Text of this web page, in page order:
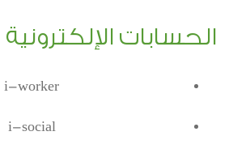
الحسابات الإلكترونية
i-worker
i-social